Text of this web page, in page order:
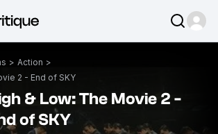
> Action >
2 - End of SKY
& Low: The Movie 2 -
of SKY